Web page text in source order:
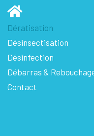
Dératisation
Désinsectisation
Désinfection
Débarras &
Contact